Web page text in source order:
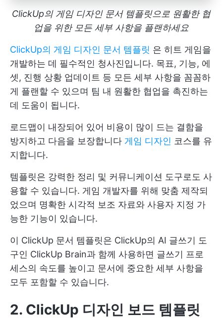
ClickUp의 게임 디자인 문서 템플릿으로 원활한 협
업을 위한 모든 세부 사항을 플랜하세요
ClickUp의 게임 디자인 문서 템플릿 은 히트 게임을
개발하는 데 필수적인 청사진입니다. 목표, 기능, 에
셋, 진행 상황 업데이트 등 모든 세부 사항을 꼼꼼하
게 플랜할 수 있으며 팀 내 원활한 협업을 촉진하는
데 도움이 됩니다.
로드맵이 내장되어 있어 비용이 많이 드는 결함을
방지하고 다음을 보장합니다 게임 디자인 코스를 유
지합니다.
템플릿은 강력한 정리 및 커뮤니케이션 도구로도 사
용할 수 있습니다. 게임 개발자를 위해 맞춤 제작되
었으며 명확한 시각적 보조 자료와 사용자 지정 가
능한 기능이 있습니다.
이 ClickUp 문서 템플릿은 ClickUp의 AI 글쓰기 도
구인 ClickUp Brain과 함께 사용하면 글쓰기 프로
세스의 속도를 높이고 문서에 중요한 세부 사항을
모두 포함할 수 있습니다.
2. ClickUp 디자인 보드 템플릿